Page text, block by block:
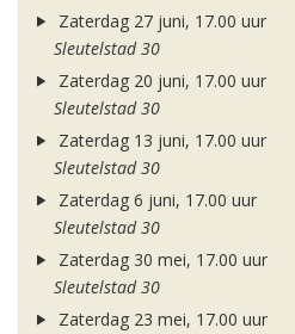
Zaterdag 27 juni, 17.00 uur
Sleutelstad 30
Zaterdag 20 juni, 17.00 uur
Sleutelstad 30
Zaterdag 13 juni, 17.00 uur
Sleutelstad 30
Zaterdag 6 juni, 17.00 uur
Sleutelstad 30
Zaterdag 30 mei, 17.00 uur
Sleutelstad 30
Zaterdag 23 mei, 17.00 uur